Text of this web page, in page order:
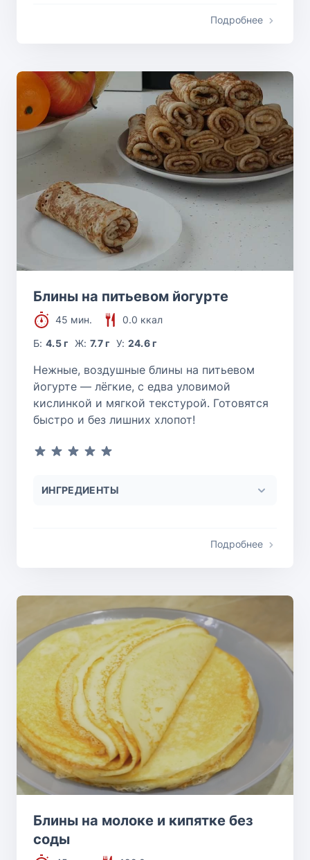
Подробнее
Блины на питьевом йогурте
45 мин.
0.0 ккал
Б:4.5 г Ж: 7.7 г У: 24.6 г
Нежные, воздушные блины на питьевом
йогурте — лёгкие, с едва уловимой
кислинкой и мягкой текстурой. Готовятся
быстро и без лишних хлопот!
ИНГРЕДИЕНТЫ
Подробнее
Блины на молоке и кипятке без
соды